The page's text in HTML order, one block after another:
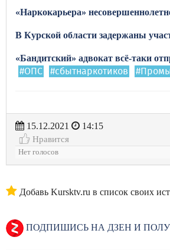
«Наркокарьера»
В Курской области задержаны
«Бандитский» адвокат всё-таки
#ОПС #сбытнаркотиков
15.12.2021
14:15
Нравится
Нет голосов
Добавь Kursktv.ru в список своих
ПОДПИШИСЬ НА ДЗЕН И